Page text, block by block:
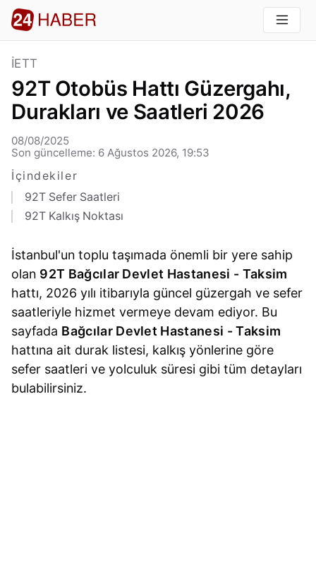
İETT
92T Otobüs Hattı Güzergahı,
Durakları ve Saatleri 2026
08/08/2025
Son güncelleme: 6 Ağustos 2026, 19:53
İçindekiler
92T Sefer Saatleri
92T Kalkış Noktası
İstanbul'un toplu taşımada önemli bir yere sahip
olan 92T Bağcılar Devlet Hastanesi - Taksim
hattı, 2026 yılı itibarıyla güncel güzergah ve sefer
saatleriyle hizmet vermeye devam ediyor. Bu
sayfada Bağcılar Devlet Hastanesi - Taksim
hattına ait durak listesi, kalkış yönlerine göre
sefer saatleri ve yolculuk süresi gibi tüm detayları
bulabilirsiniz.